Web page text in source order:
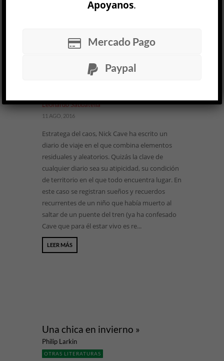
Leonardo Sabbatella
11 AGO, 2016
Estratega del caos, Nick Cave ha escrito un
diario de viaje en el que combina elementos
residuales y aleatorios. Quizás la clave de
cualquier diario sea su atipicidad, su condición
de territorio en el que todo encuentra lugar. En
este caso se registran sueños y recuerdos
recurrentes de un niño que había muerto al
saltar de un puente del tren (ya ha confesado
Cave que para él estar vivo es re...
LEER MÁS
Una chica en invierno »
Philip Larkin
OTRAS LITERATURAS
Apoyanos.
Mercado Pago
Paypal